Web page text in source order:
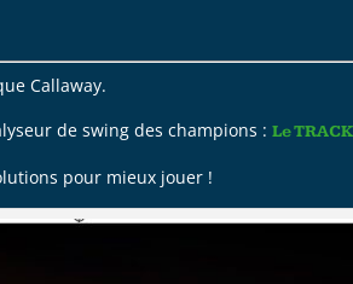
Callaway.
de swing des champions :Le
pour mieux jouer !